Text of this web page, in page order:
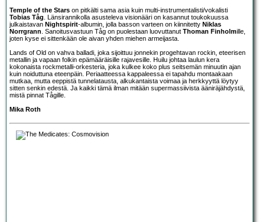
Temple of the Stars on pitkälti sama asia kuin multi-instrumentalisti/vokalisti
Tobias Tåg . Länsirannikolla asusteleva visionääri on kasannut toukokuussa
julkaistavan Nightspirit-albumin, jolla basson varteen on kiinnitetty Niklas
Norrgrann . Sanoitusvastuun Tåg on puolestaan luovuttanut Thoman Finholmille,
joten kyse ei sittenkään ole aivan yhden miehen armeijasta.
Lands of Old on vahva balladi, joka sijoittuu jonnekin progehtavan rockin, eteerisen
metallin ja vapaan folkin epämääräisille rajavesille. Huilu johtaa laulun kera
kokonaista rockmetalli-orkesteria, joka kulkee koko plus seitsemän minuutin ajan
kuin noiduttuna eteenpäin. Periaatteessa kappaleessa ei tapahdu montaakaan
mutkaa, mutta eeppistä tunnelatausta, alkukantaista voimaa ja herkkyyttä löytyy
sitten senkin edestä. Ja kaikki tämä ilman mitään supermassiivista ääniräjähdystä,
mistä pinnat Tågille.
Mika Roth